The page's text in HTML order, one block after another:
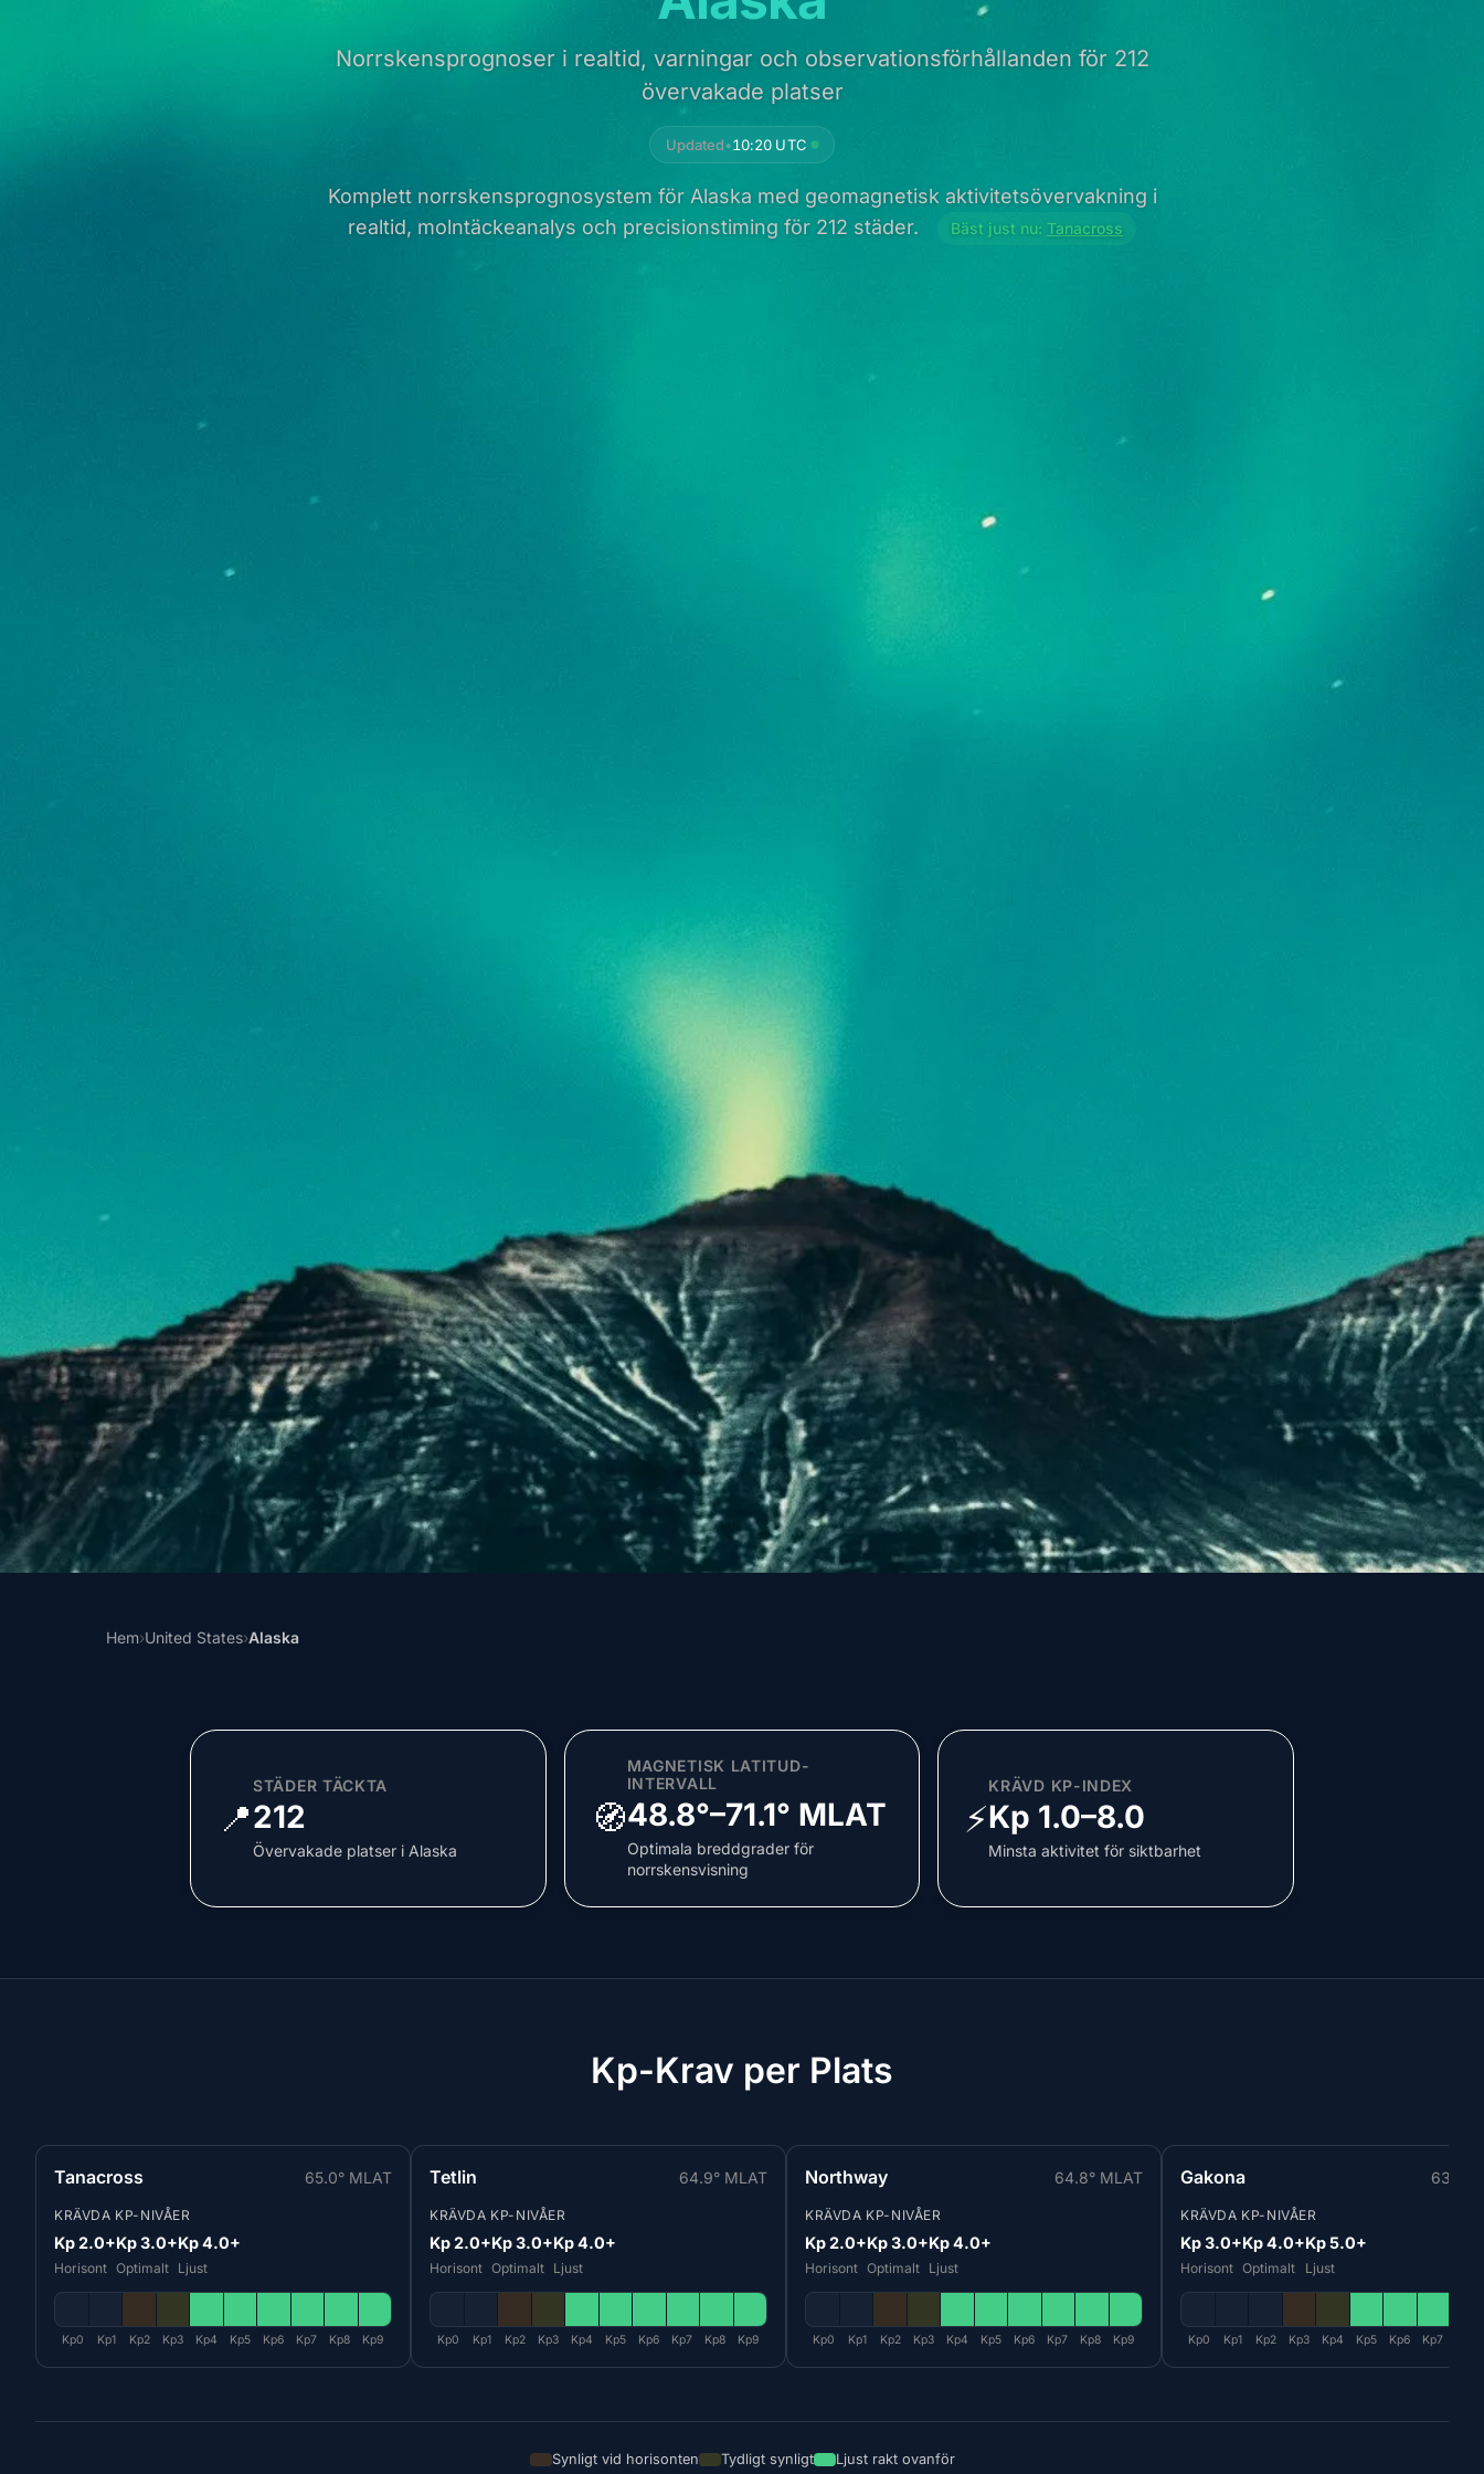
Norrskensprognoser i realtid, varningar och observationsförhållanden för 212
övervakade platser
Updated•10:20 UTC
Komplett norrskensprognosystem för Alaska med geomagnetisk aktivitetsövervakning i
realtid, molntäckeanalys och precisionstiming för 212 städer.
Bäst just nu: Tanacross
Hem›United States›Alaska
📍
STÄDER TÄCKTA
212
Övervakade platser i Alaska
🧭
MAGNETISK LATITUD-
INTERVALL
48.8°–71.1° MLAT
Optimala breddgrader för
norrskensvisning
⚡
KRÄVD KP-INDEX
Kp 1.0–8.0
Minsta aktivitet för siktbarhet
Kp-Krav per Plats
Tanacross 65.0° MLAT
KRÄVDA KP-NIVÅER
Kp 2.0+
Horisont
Kp 3.0+
Optimalt
Kp 4.0+
Ljust
Kp0 Kp1 Kp2 Kp3 Kp4 Kp5 Kp6 Kp7 Kp8 Kp9
Tetlin 64.9° MLAT
KRÄVDA KP-NIVÅER
Kp 2.0+
Horisont
Kp 3.0+
Optimalt
Kp 4.0+
Ljust
Kp0 Kp1 Kp2 Kp3 Kp4 Kp5 Kp6 Kp7 Kp8 Kp9
Northway 64.8° MLAT
KRÄVDA KP-NIVÅER
Kp 2.0+
Horisont
Kp 3.0+
Optimalt
Kp 4.0+
Ljust
Kp0 Kp1 Kp2 Kp3 Kp4 Kp5 Kp6 Kp7 Kp8 Kp9
Gakona 63.7°
KRÄVDA KP-NIVÅER
Kp 3.0+
Horisont
Kp 4.0+
Optimalt
Kp 5.0+
Ljust
Kp0 Kp1 Kp2 Kp3 Kp4 Kp5 Kp6 Kp7
Synligt vid horisonten Tydligt synligt Ljust rakt ovanför